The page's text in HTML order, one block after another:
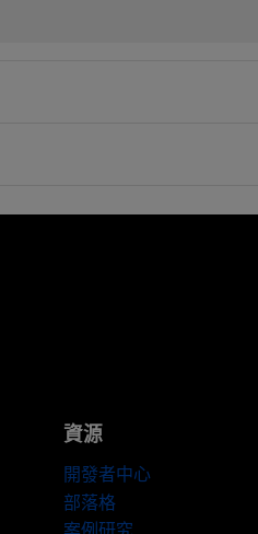
資源
開發者中心
部落格